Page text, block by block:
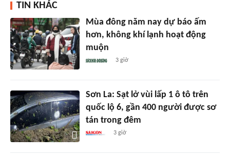
TIN KHÁC
Mùa đông năm nay dự báo ấm
hơn, không khí lạnh hoạt động
muộn
3 giờ
Sơn La: Sạt lở vùi lấp 1 ô tô trên
quốc lộ 6, gần 400 người được sơ
tán trong đêm
3 giờ